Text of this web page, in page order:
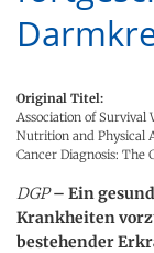
Original Titel:
Association of Survival
Nutrition and Physical
Cancer Diagnosis: The
DGP– Ein
Krankheiten
bestehender